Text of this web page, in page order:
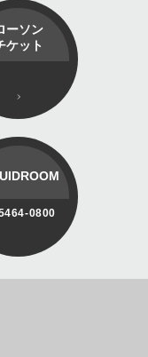
ーソン
ケット
0800